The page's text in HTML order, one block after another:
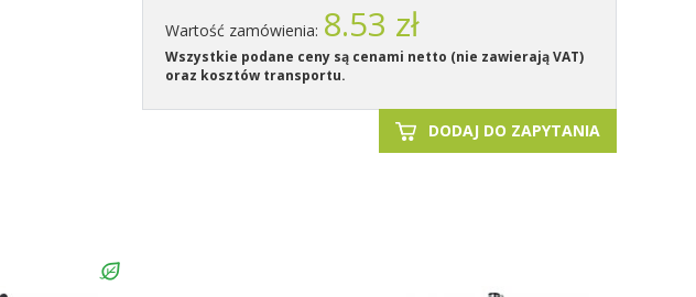
Wartość zamówienia: 8.53 zł
Wszystkie podane ceny są cenami netto (nie zawierają VAT)
oraz kosztów transportu.
DODAJ DO ZAPYTANIA